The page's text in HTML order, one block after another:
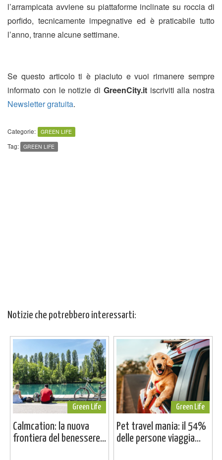
l’arrampicata avviene su piattaforme inclinate su roccia di
porfido, tecnicamente impegnative ed è praticabile tutto
l’anno, tranne alcune settimane.
Se questo articolo ti è piaciuto e vuoi rimanere sempre
informato con le notizie di GreenCity.itiscriviti alla nostra
Newsletter gratuita.
Categorie: GREEN LIFE
Tag: GREEN LIFE
Notizie che potrebbero interessarti:
Green Life
Calmcation: la nuova
frontiera del benessere...
Green Life
Pet travel mania: il 54%
delle persone viaggia...